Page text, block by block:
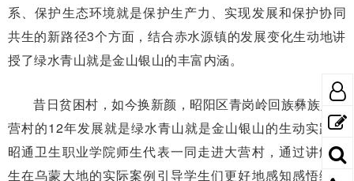
系、保护生态环境就是保护生产力、实现发展和保护协同
共生的新路径3个方面，结合赤水源镇的发展变化生动地讲
授了绿水青山就是金山银山的丰富内涵。
昔日贫困村，如今换新颜，昭阳区青岗岭回族彝族乡大
营村的12年发展就是绿水青山就是金山银山的生动实践。
昭通卫生职业学院师生代表一同走进大营村，通过讲解发
生在乌蒙大地的实际案例引导学生们更好地感知感悟绿水